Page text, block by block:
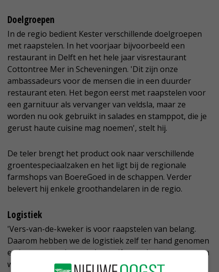
Doelgroepen
In de regio bedient Kester verschillende doelgroepen
met raapstelen. In het voorjaar bijvoorbeeld een
restaurant in Delft en het hele jaar visrestaurant
Cottontree Mer in Scheveningen. 'Dit zijn onze
ambassadeurs voor de mensen die in een duurder
restaurant eten. Het begon eerst met raapstelen voor
een garnituur als vervanger van veldsla, maar ze
worden nu ook gebruikt in salades en stamppot, die je
gerust haute cuisine mag noemen', stelt hij.
De teler brengt het product ook naar verschillende
groentespeciaalzaken en het ligt bij de regionale
farmshops van BoereGoed in de schappen. Verder
belevert hij enkele groothandelaren in de regio.
Logistiek
'Vers-van-de-kweker is voor raapstelen van belang.
Daarom hebben we de logistiek zelf ter hand genomen
en brengen we het product zelf naar de restaurants en
winkels. Een vers product verkoopt ook beter in de